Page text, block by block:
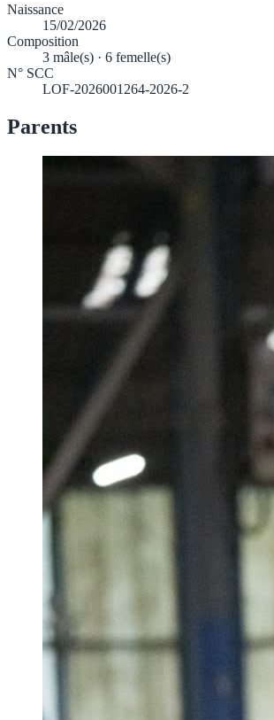
Naissance
15/02/2026
Composition
3 mâle(s) · 6 femelle(s)
N° SCC
LOF-2026001264-2026-2
Parents